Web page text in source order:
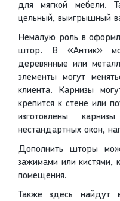
для мягкой мебели.
цельный, выигрышный
Немалую роль в
штор. В «Антик»
деревянные или
элементы могут
клиента. Карнизы
крепится к стене или
изготовлены
нестандартных окон,
Дополнить шторы
зажимами или кистями,
помещения.
Также здесь найдут